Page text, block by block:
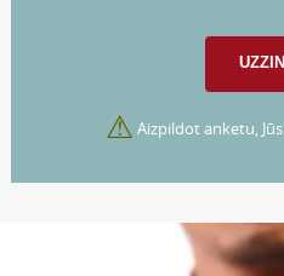
⚠ Aizpildot anketu,